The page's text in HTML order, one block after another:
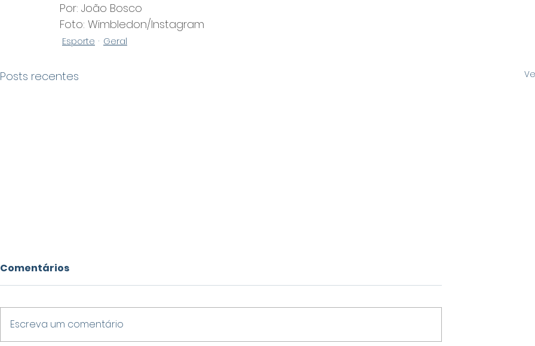
Por: João Bosco
Foto: Wimbledon/Instagram
Esporte Geral
Posts recentes
Comentários
Escreva um comentário